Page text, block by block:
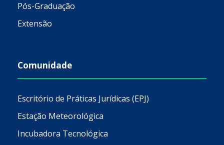
Pós-Graduação
Extensão
Comunidade
Escritório de Práticas Jurídicas (EPJ)
Estação Meteorológica
Incubadora Tecnológica